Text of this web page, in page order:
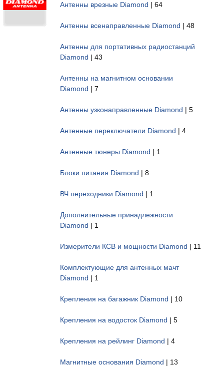
Антенны врезные Diamond | 64
Антенны всенаправленные Diamond | 48
Антенны для портативных радиостанций
Diamond | 43
Антенны на магнитном основании
Diamond | 7
Антенны узконаправленные Diamond | 5
Антенные переключатели Diamond | 4
Антенные тюнеры Diamond | 1
Блоки питания Diamond | 8
ВЧ переходники Diamond | 1
Дополнительные принадлежности
Diamond | 1
Измерители КСВ и мощности Diamond | 11
Комплектующие для антенных мачт
Diamond | 1
Крепления на багажник Diamond | 10
Крепления на водосток Diamond | 5
Крепления на рейлинг Diamond | 4
Магнитные основания Diamond | 13